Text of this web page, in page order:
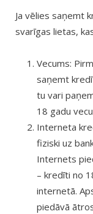
Ja vēlies saņemt
svarīgas lietas,
Vecums:
saņemt
tu vari
18 gadu
Interneta
fiziski uz
Internets
– kredīti no
internetā.
piedāvā